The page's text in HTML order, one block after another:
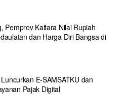
Pemprov Kaltara Nilai Rupiah
dan Harga Diri Bangsa di
E-SAMSATKU dan
Pajak Digital